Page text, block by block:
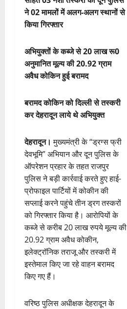
ने 02 मामलों में अलग-अलग स्थानों से
किया गिरफ्तार
अभियुक्तों के कब्जे से 20 लाख रू0
अनुमानित मूल्य की 20.92 ग्राम
अवैध कोकिन हुई बरामद
बरामद कोकिन को दिल्ली से तस्करी
कर देहरादून लाये थे अभियुक्त
देहरादून।मुख्यमंत्री के “ड्रग्स फ्री
देवभूमि” अभियान और दून पुलिस के
ऑपरेशन प्रहार के तहत राजपुर
पुलिस ने बड़ी कार्रवाई करते हुए हाई-
प्रोफाइल पार्टियों में कोकीन की
सप्लाई करने पहुंचे तीन ड्रग तस्करों
को गिरफ्तार किया है। आरोपियों के
कब्जे से करीब 20 लाख रुपये मूल्य की
20.92 ग्राम अवैध कोकीन,
इलेक्ट्रॉनिक तराजू और तस्करी में
इस्तेमाल किए जा रहे वाहन बरामद
किए गए हैं।
वरिष्ठ पुलिस अधीक्षक देहरादून के